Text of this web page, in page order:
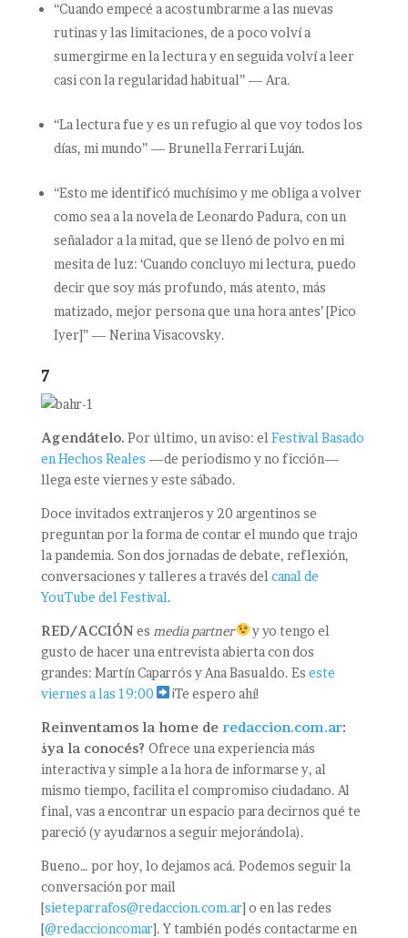
“Cuando empecé a acostumbrarme a las nuevas
rutinas y las limitaciones, de a poco volví a
sumergirme en la lectura y en seguida volví a leer
casi con la regularidad habitual” — Ara.
“La lectura fue y es un refugio al que voy todos los
días, mi mundo” — Brunella Ferrari Luján.
“Esto me identificó muchísimo y me obliga a volver
como sea a la novela de Leonardo Padura, con un
señalador a la mitad, que se llenó de polvo en mi
mesita de luz: ‘Cuando concluyo mi lectura, puedo
decir que soy más profundo, más atento, más
matizado, mejor persona que una hora antes’ [Pico
Iyer]” — Nerina Visacovsky.
7
Agendátelo. Por último, un aviso: el Festival Basado
en Hechos Reales —de periodismo y no ficción—
llega este viernes y este sábado.
Doce invitados extranjeros y 20 argentinos se
preguntan por la forma de contar el mundo que trajo
la pandemia. Son dos jornadas de debate, reflexión,
conversaciones y talleres a través del canal de
YouTube del Festival.
RED/ACCIÓNes media partner
y yo tengo el
gusto de hacer una entrevista abierta con dos
grandes: Martín Caparrós y Ana Basualdo. Es este
viernes a las 19:00
¡Te espero ahí!
Reinventamos la home de redaccion.com.ar:
¿ya la conocés? Ofrece una experiencia más
interactiva y simple a la hora de informarse y, al
mismo tiempo, facilita el compromiso ciudadano. Al
final, vas a encontrar un espacio para decirnos qué te
pareció (y ayudarnos a seguir mejorándola).
Bueno… por hoy, lo dejamos acá. Podemos seguir la
conversación por mail
[sieteparrafos@redaccion.com.ar] o en las redes
[@redaccioncomar]. Y también podés contactarme en